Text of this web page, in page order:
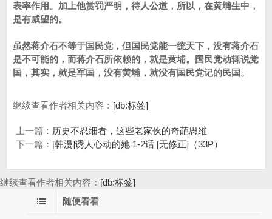
表率作用。加上他赏罚严明，待人公道，所以，在黄埔生中，
是有威望的。
虽然蒋介石不等于国民党，但国民党能一统天下，没有蒋介石
是不可能的，而蒋介石所依赖的，就是黄埔。国民党动辄说党
国，其实，就是军国，没有黄埔，就没有国民党记的民国。
继续查看作者相关内容： [db:标签]
上一篇： 历史不忍细看，这些老家伙的奇葩思维
下一篇： [韩漫]诱人心动的她 1-2话 [无修正]（33P）
继续查看作者相关内容： [db:标签]
随便看看